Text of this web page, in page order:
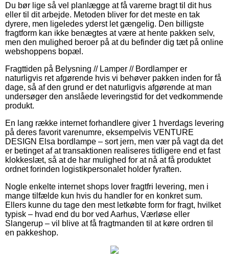
Du bør lige så vel planlægge at få varerne bragt til dit hus
eller til dit arbejde. Metoden bliver for det meste en tak
dyrere, men ligeledes yderst let gængelig. Den billigste
fragtform kan ikke benægtes at være at hente pakken selv,
men den mulighed beroer på at du befinder dig tæt på online
webshoppens bopæl.
Fragttiden på Belysning // Lamper // Bordlamper er
naturligvis ret afgørende hvis vi behøver pakken inden for få
dage, så af den grund er det naturligvis afgørende at man
undersøger den anslåede leveringstid for det vedkommende
produkt.
En lang række internet forhandlere giver 1 hverdags levering
på deres favorit varenumre, eksempelvis VENTURE
DESIGN Elsa bordlampe – sort jern, men vær på vagt da det
er betinget af at transaktionen realiseres tidligere end et fast
klokkeslæt, så at de har mulighed for at nå at få produktet
ordnet forinden logistikpersonalet holder fyraften.
Nogle enkelte internet shops lover fragtfri levering, men i
mange tilfælde kun hvis du handler for en konkret sum.
Ellers kunne du tage den mest letkøbte form for fragt, hvilket
typisk – hvad end du bor ved Aarhus, Værløse eller
Slangerup – vil blive at få fragtmanden til at køre ordren til
en pakkeshop.